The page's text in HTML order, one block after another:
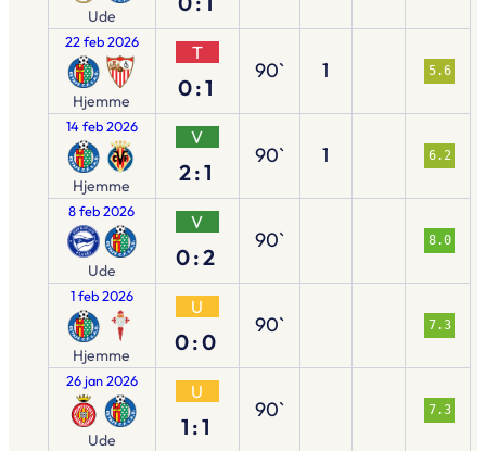
Ude
22 feb 2026
Hjemme
T
0:1
90` 1 5.6
14 feb 2026
Hjemme
V
2:1
90` 1 6.2
8 feb 2026
Ude
V
0:2
90` 8.0
1 feb 2026
Hjemme
U
0:0
90` 7.3
26 jan 2026
Ude
U
1:1
90` 7.3